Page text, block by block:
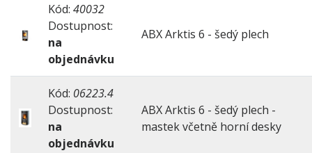
Kód: 40032
Dostupnost:
na
objednávku
ABX Arktis 6 - šedý plech
Kód: 06223.4
Dostupnost:
na
objednávku
ABX Arktis 6 - šedý plech -
mastek včetně horní desky